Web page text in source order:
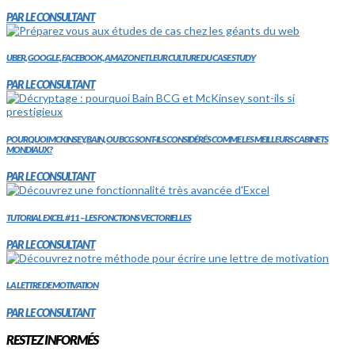
PAR LE CONSULTANT
UBER, GOOGLE, FACEBOOK, AMAZON ET LEUR CULTURE DU CASE STUDY
PAR LE CONSULTANT
POURQUOI MCKINSEY, BAIN, OU BCG SONT-ILS CONSIDÉRÉS COMME LES MEILLEURS CABINETS
MONDIAUX?
PAR LE CONSULTANT
TUTORIAL EXCEL #11 – LES FONCTIONS VECTORIELLES
PAR LE CONSULTANT
LA LETTRE DE MOTIVATION
PAR LE CONSULTANT
RESTEZ INFORMÉS